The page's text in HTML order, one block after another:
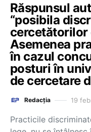
Răspunsul
“posibila
cercetătorilor
Asemenea
în cazul
posturi în
de cercetare
Redacția 19
Practicile